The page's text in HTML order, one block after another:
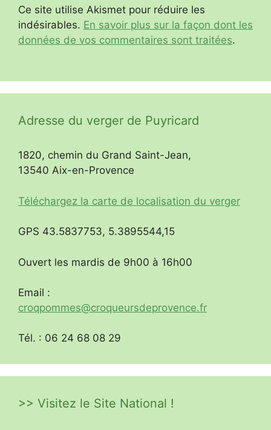
Ce site utilise Akismet pour réduire les
indésirables. En savoir plus sur la façon dont les
données de vos commentaires sont traitées.
Adresse du verger de Puyricard
1820, chemin du Grand Saint-Jean,
13540 Aix-en-Provence
Téléchargez la carte de localisation du verger
GPS 43.5837753, 5.3895544,15
Ouvert les mardis de 9h00 à 16h00
Email :
croqpommes@croqueursdeprovence.fr
Tél. : 06 24 68 08 29
>> Visitez le Site National !